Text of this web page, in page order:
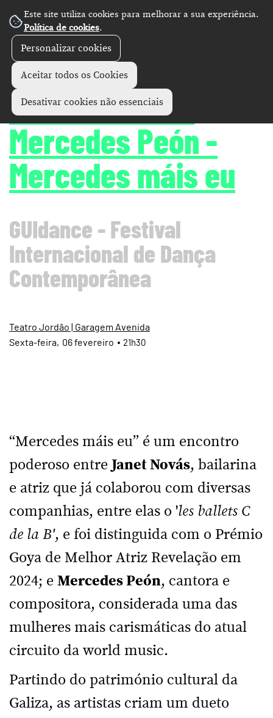
Este site utiliza cookies para melhorar a sua experiência.
Política de cookies.
Personalizar cookies
Aceitar todos os Cookies
Desativar cookies não essenciais
Artes performativas GUIdance
Janet Novás &
Mercedes Peón -
Mercedes máis eu
GUIdance - Festival
Internacional de Dança
Contemporânea
Teatro Jordão | Garagem Avenida
06fevereiro
Sexta 21h30
“Mercedes máis eu” é um encontro
poderoso entre Janet Novás, bailarina
e atriz que já colaborou com diversas
companhias, entre elas o 'les ballets C
de la B', e foi distinguida com o Prémio
Goya de Melhor Atriz Revelação em
2024; e Mercedes Peón, cantora e
compositora, considerada uma das
mulheres mais carismáticas do atual
circuito da world music.
Partindo do património cultural da
Galiza, as artistas criam um dueto